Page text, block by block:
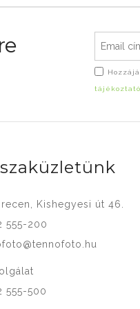
tájékoztató
Kishegyesi út 46.
555-200
555-500